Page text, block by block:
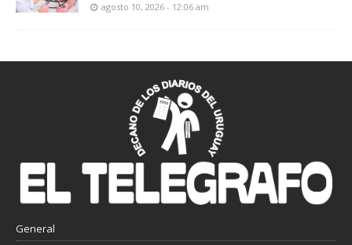
agosto 10, 2026 - 12:06 am
General